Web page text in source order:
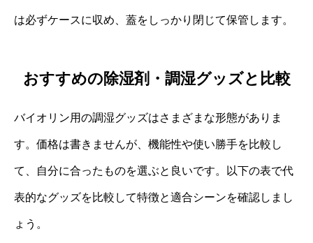
は必ずケースに収め、蓋をしっかり閉じて保管します。
おすすめの除湿剤・調湿グッズと比較
バイオリン用の調湿グッズはさまざまな形態がありま
す。価格は書きませんが、機能性や使い勝手を比較し
て、自分に合ったものを選ぶと良いです。以下の表で代
表的なグッズを比較して特徴と適合シーンを確認しまし
ょう。